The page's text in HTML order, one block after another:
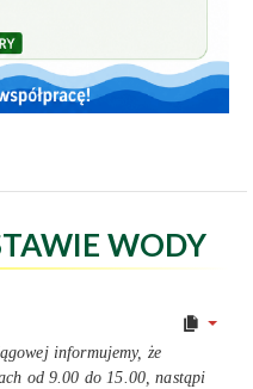
WODY
informujemy, że
od 9.00 do 15.00, nastąpi